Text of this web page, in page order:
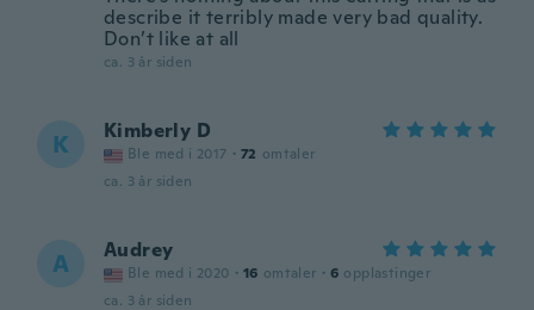
describe it terribly made very bad quality.
Don’t like at all
ca. 3 år siden
K Kimberly D
Ble med i 2017 · 72 omtaler
ca. 3 år siden
A Audrey
Ble med i 2020 · 16 omtaler · 6 opplastinger
ca. 3 år siden